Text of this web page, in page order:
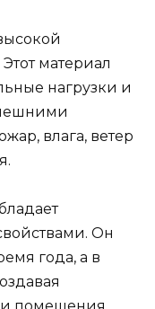
материал
нагрузки и
влага, ветер
Он
года, а в